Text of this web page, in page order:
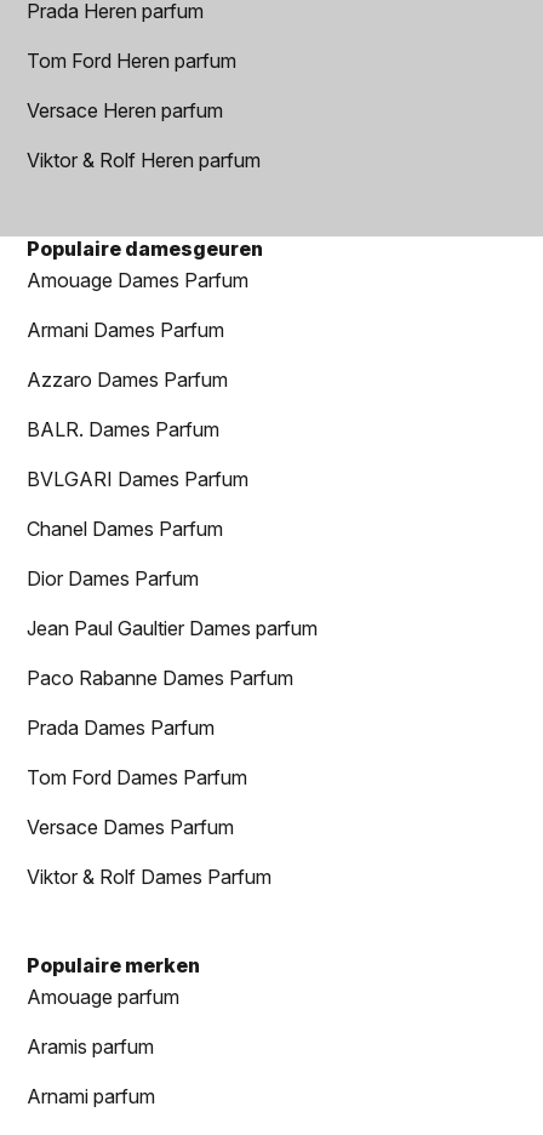
Prada Heren parfum
Tom Ford Heren parfum
Versace Heren parfum
Viktor & Rolf Heren parfum
Populaire damesgeuren
Amouage Dames Parfum
Armani Dames Parfum
Azzaro Dames Parfum
BALR. Dames Parfum
BVLGARI Dames Parfum
Chanel Dames Parfum
Dior Dames Parfum
Jean Paul Gaultier Dames parfum
Paco Rabanne Dames Parfum
Prada Dames Parfum
Tom Ford Dames Parfum
Versace Dames Parfum
Viktor & Rolf Dames Parfum
Populaire merken
Amouage parfum
Aramis parfum
Arnami parfum